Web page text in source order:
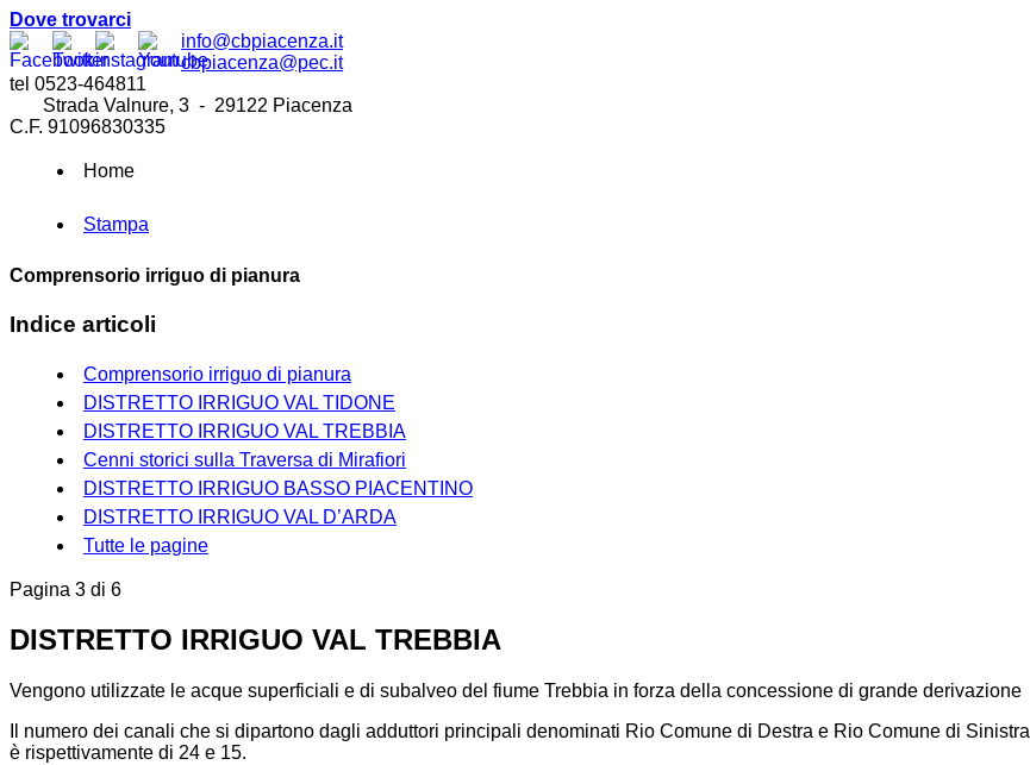
Dove trovarci
info@cbpiacenza.it
cbpiacenza@pec.it
tel 0523-464811
Strada Valnure, 3 - 29122 Piacenza
C.F. 91096830335
Home
Stampa
Comprensorio irriguo di pianura
Indice articoli
Comprensorio irriguo di pianura
DISTRETTO IRRIGUO VAL TIDONE
DISTRETTO IRRIGUO VAL TREBBIA
Cenni storici sulla Traversa di Mirafiori
DISTRETTO IRRIGUO BASSO PIACENTINO
DISTRETTO IRRIGUO VAL D’ARDA
Tutte le pagine
Pagina 3 di 6
DISTRETTO IRRIGUO VAL TREBBIA
Vengono utilizzate le acque superficiali e di subalveo del fiume Trebbia in forza della concessione di grande derivazione
Il numero dei canali che si dipartono dagli adduttori principali denominati Rio Comune di Destra e Rio Comune di Sinistra
è rispettivamente di 24 e 15.